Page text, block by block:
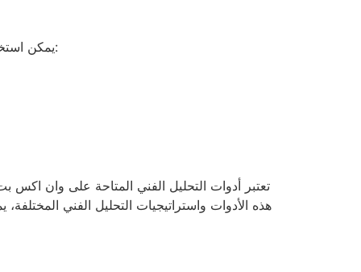
يمكن استخدام التحليل الفني بطرق مختلفة لتحقيق نجاح أكبر في سوق التداول. هناك العديد من الاستراتيجيات التي يمكن اتباعها، مثل:
تعتبر أدوات التحليل الفني المتاحة على وان
هذه الأدوات واستراتيجيات التحليل الفني